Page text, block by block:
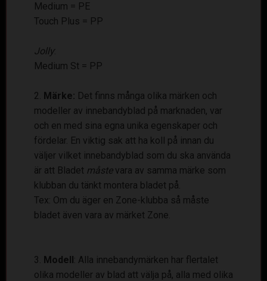
Medium = PE
Touch Plus = PP
Jolly:
Medium St = PP
Märke: Det finns många olika märken och
modeller av innebandyblad på marknaden, var
och en med sina egna unika egenskaper och
fördelar. En viktig sak att ha koll på innan du
väljer vilket innebandyblad som du ska använda
är att Bladet måste vara av samma märke som
klubban du tänkt montera bladet på.
Tex: Om du äger en Zone-klubba så måste
bladet även vara av märket Zone.
Modell: Alla innebandymärken har flertalet
olika modeller av blad att välja på, alla med olika